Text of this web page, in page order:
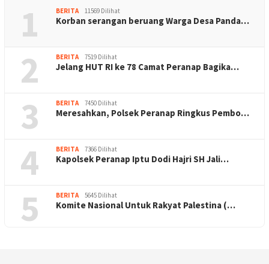
1 BERITA 11569 Dilihat
Korban serangan beruang Warga Desa Panda…
2 BERITA 7519 Dilihat
Jelang HUT RI ke 78 Camat Peranap Bagika…
3 BERITA 7450 Dilihat
Meresahkan, Polsek Peranap Ringkus Pembo…
4 BERITA 7366 Dilihat
Kapolsek Peranap Iptu Dodi Hajri SH Jali…
5 BERITA 5645 Dilihat
Komite Nasional Untuk Rakyat Palestina (…